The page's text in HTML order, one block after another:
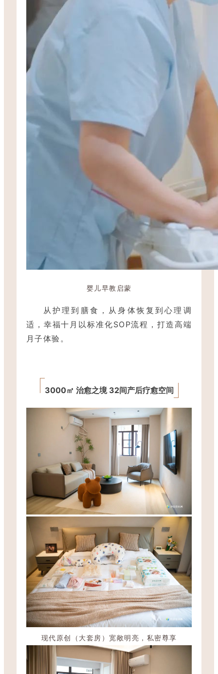
婴儿早教启蒙
从护理到膳食，从身体恢复到心理调
适，幸福十月以标准化SOP流程，打造高端
月子体验。
3000㎡ 治愈之境 32间产后疗愈空间
现代原创（大套房） 宽敞明亮，私密尊享